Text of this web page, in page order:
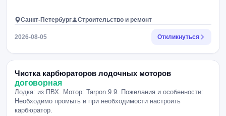
Санкт-Петербург Строительство и ремонт
2026-08-05 Откликнуться
Чистка карбюраторов лодочных моторов
договорная
Лодка: из ПВХ. Мотор: Tarpon 9.9. Пожелания и особенности:
Необходимо промыть и при необходимости настроить
карбюратор.